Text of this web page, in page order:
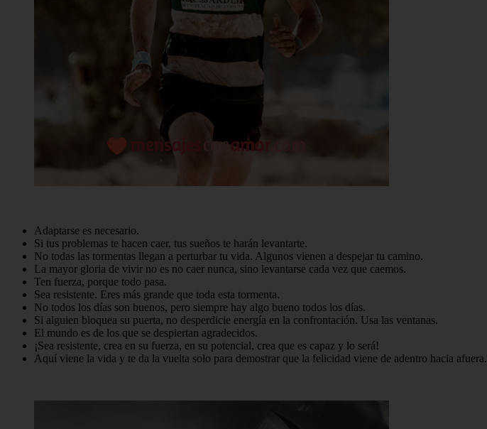
Adaptarse es necesario.
Si tus problemas te hacen caer, tus sueños te harán levantarte.
No todas las tormentas llegan a perturbar tu vida. Algunos vienen a despejar tu camino.
La mayor gloria de vivir no es no caer nunca, sino levantarse cada vez que caemos.
Ten fuerza, porque todo pasa.
Sea resistente. Eres más grande que toda esta tormenta.
No todos los días son buenos, pero siempre hay algo bueno todos los días.
Si alguien bloquea su puerta, no desperdicie energía en la confrontación. Usa las ventanas.
El mundo es de los que se despiertan agradecidos.
¡Sea resistente, crea en su fuerza, en su potencial, crea que es capaz y lo será!
Aquí viene la vida y te da la vuelta solo para demostrar que la felicidad viene de adentro hacia afuera.